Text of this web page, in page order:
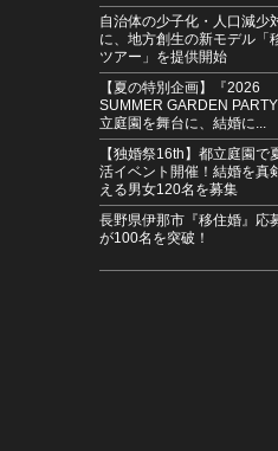
治体が参加 オンラインミーティ
タッフによる個別支援型サポー
い応援キャンペーン『1対1の対
特別企画『SPRING GARDEN
け” 婚活応援キャンペーン ― 1対
自治体の少子化・人口減少
に、地方創生の新モデル「
ツアー」を提供開始
【夏の特別企画】『2026
SUMMER GARDEN
立庭園を舞台に、結婚に...
【独婚祭16th】都立庭園で
活イベント開催！結婚を真
える男女120名を募集
長野県伊那市『移住婚』応
が100名を突破！